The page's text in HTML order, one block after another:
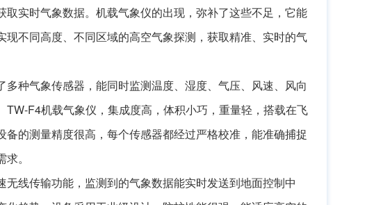
实时气象数据。机载气象仪的出现，弥补了这些不足，它能
不同高度、不同区域的高空气象探测，获取精准、实时的气
种气象传感器，能同时监测温度、湿度、气压、风速、风向
F4机载气象仪，集成度高，体积小巧，重量轻，搭载在飞
的测量精度很高，每个传感器都经过严格校准，能准确捕捉
。
线传输功能，监测到的气象数据能实时发送到地面控制中